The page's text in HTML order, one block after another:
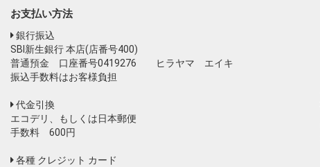
お支払い方法
銀行振込
SBI新生銀行 本店(店番号400)
普通預金 口座番号0419276 ヒラヤマ エイキ
振込手数料はお客様負担
代金引換
エコデリ、もしくは日本郵便
手数料 600円
各種 クレジット カード